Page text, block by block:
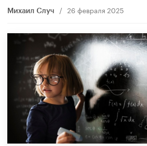
Михаил Случ / 26 февраля 2025